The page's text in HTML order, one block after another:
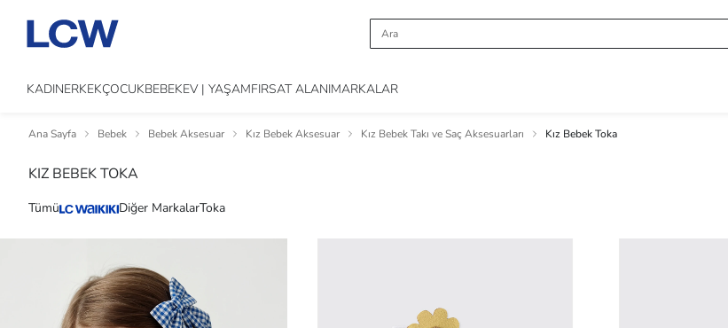
KADINERKEKÇOCUKBEBEKEV | YAŞAMFIRSAT ALANIMARKALAR
Ana Sayfa Bebek Bebek Aksesuar Kız Bebek Aksesuar Kız Bebek Takı ve Saç Aksesuarları Kız Bebek Toka
KIZ BEBEK TOKA
Tümü Diğer MarkalarToka